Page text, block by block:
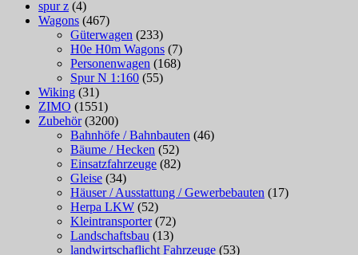
spur z (4)
Wagons (467)
Güterwagen (233)
H0e H0m Wagons (7)
Personenwagen (168)
Spur N 1:160 (55)
Wiking (31)
ZIMO (1551)
Zubehör (3200)
Bahnhöfe / Bahnbauten (46)
Bäume / Hecken (52)
Einsatzfahrzeuge (82)
Gleise (34)
Häuser / Ausstattung / Gewerbebauten (17)
Herpa LKW (52)
Kleintransporter (72)
Landschaftsbau (13)
landwirtschaflicht Fahrzeuge (53)